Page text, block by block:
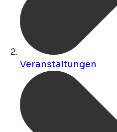
Veranstaltungen